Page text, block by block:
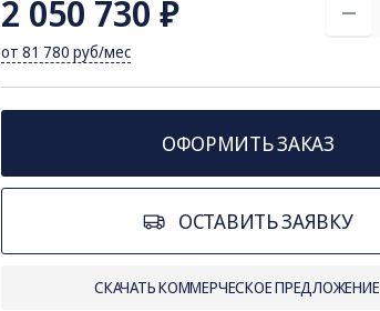
2 050 730 ₽
от 81 780 руб/мес
ОФОРМИТЬ ЗАКАЗ
ОСТАВИТЬ ЗАЯВКУ
СКАЧАТЬ КОММЕРЧЕСКОЕ ПРЕДЛОЖЕНИЕ